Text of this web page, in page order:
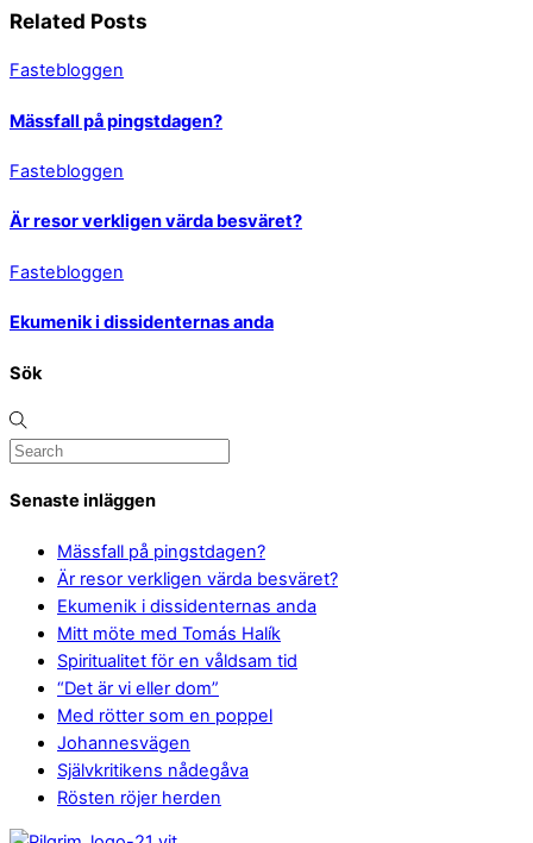
Related Posts
Fastebloggen
Mässfall på pingstdagen?
Fastebloggen
Är resor verkligen värda besväret?
Fastebloggen
Ekumenik i dissidenternas anda
Sök
Senaste inläggen
Mässfall på pingstdagen?
Är resor verkligen värda besväret?
Ekumenik i dissidenternas anda
Mitt möte med Tomás Halík
Spiritualitet för en våldsam tid
“Det är vi eller dom”
Med rötter som en poppel
Johannesvägen
Självkritikens nådegåva
Rösten röjer herden